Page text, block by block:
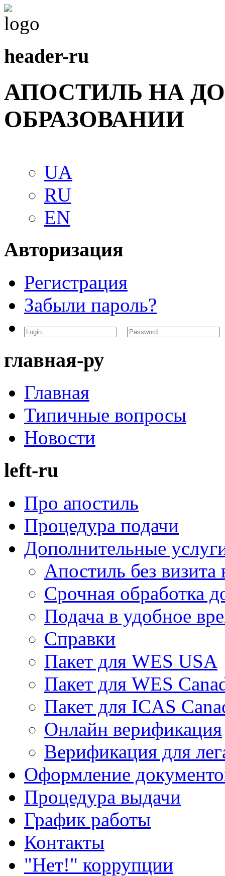
header-ru
АПОСТИЛЬ НА
ОБРАЗОВАНИИ
UA
RU
EN
Авторизация
Регистрация
Забыли пароль?
главная-ру
Главная
Типичные вопросы
Новости
left-ru
Про апостиль
Процедура подачи
Дополнительные
Апостиль без визита
Срочная обработка
Подача в удобное
Справки
Пакет для WES USA
Пакет для WES
Пакет для ICAS
Онлайн верификация
Верификация для
Оформление
Процедура выдачи
График работы
Контакты
"Нет!" коррупции